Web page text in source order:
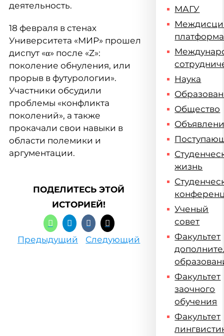
деятельность.
18 февраля в стенах
Университета «МИР» прошел
диспут «α» после «Z»:
поколение обнуления, или
прорыв в футурологии».
Участники обсудили
проблемы «конфликта
поколений», а также
прокачали свои навыки в
области полемики и
аргументации.
ПОДЕЛИТЕСЬ ЭТОЙ
ИСТОРИЕЙ!
Предыдущий Следующий
МАГУ
платформа
Наука
Общество
жизнь
Ученый
совет
Факультет
Факультет
заочного
обучения
Факультет